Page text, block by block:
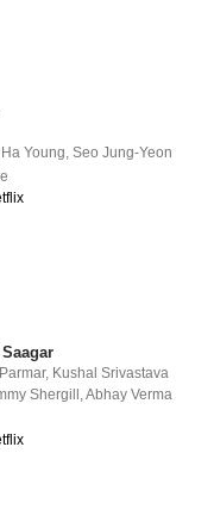
Ha Young ,Seo Jung-Yeon
, Kushal Srivastava
Shergill ,Abhay Verma